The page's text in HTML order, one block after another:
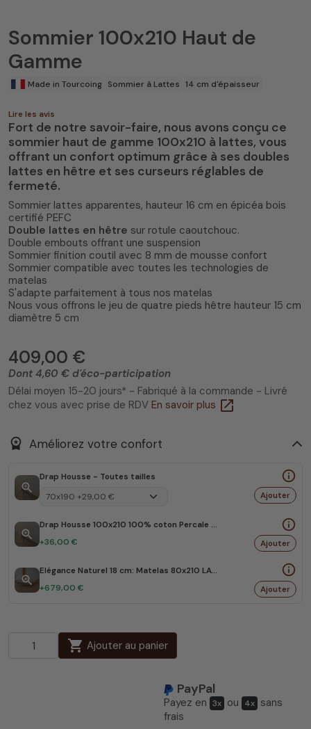
Sommier 100x210 Haut de
Gamme
Made in Tourcoing Sommier à Lattes 14 cm d'épaisseur
Lire les avis
Fort de notre savoir-faire, nous avons conçu ce
sommier haut de gamme 100x210 à lattes, vous
offrant un confort optimum grâce à ses doubles
lattes en hêtre et ses curseurs réglables de
fermeté.
Sommier lattes apparentes, hauteur 16 cm en épicéa bois
certifié PEFC
Double lattes en hêtre sur rotule caoutchouc.
Double embouts offrant une suspension
Sommier finition coutil avec 8 mm de mousse confort
Sommier compatible avec toutes les technologies de
matelas
S'adapte parfaitement à tous nos matelas
Nous vous offrons le jeu de quatre pieds hêtre hauteur 15 cm
diamètre 5 cm
409,00 €
Dont 4,60 € d'éco-participation
Délai moyen 15-20 jours* - Fabriqué à la commande - Livré
chez vous avec prise de RDV En savoir plus open_in_new
workspace_premium Améliorez votre confort
zoom_in
Drap Housse - Toutes tailles info_outline
Ajouter
zoom_in
Drap Housse 100x210 100% coton Percale 80 fils info_outline
+36,00 € Ajouter
zoom_in
Elégance Naturel 18 cm: Matelas 80x210 LATEX NATUREL BIO info_outline
+679,00 € Ajouter
shopping_cart Ajouter au panier
PayPal
Payez en 3x ou 4x sans
frais